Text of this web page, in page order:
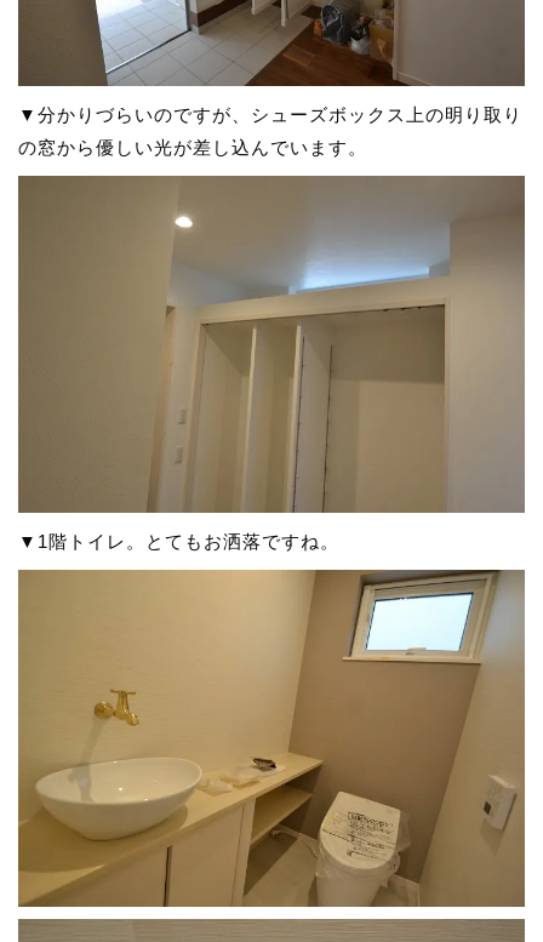
▼分かりづらいのですが、シューズボックス上の明り取り
の窓から優しい光が差し込んでいます。
▼1階トイレ。とてもお洒落ですね。